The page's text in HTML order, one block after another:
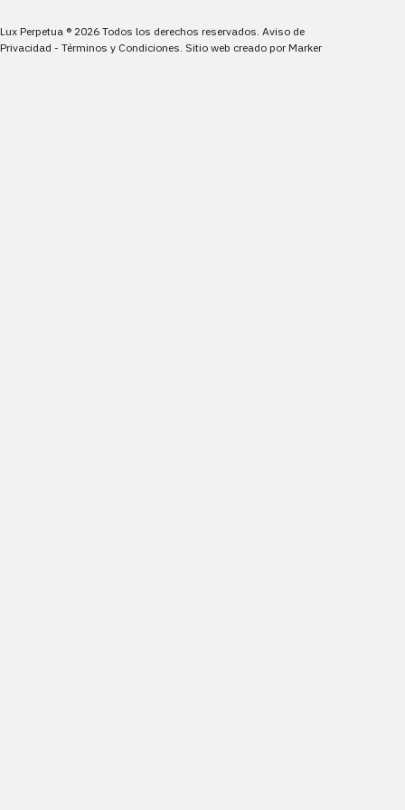
Lux Perpetua ® 2026 Todos los derechos reservados. Aviso de
Privacidad - Términos y Condiciones. Sitio web creado porMarker